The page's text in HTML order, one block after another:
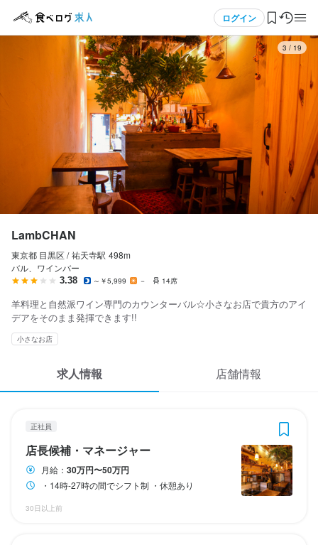
ログイン
ログイン・無料会員登録
食べログ求人TOP
求人検索
マイページ管理
気になる求人
検索履歴・保存した条件
応募履歴
スカウト・メルマガ受信設定
ヘルプ・お問い合わせフォーム
掲載をご検討の店舗様へ
食べログ求人PRESS
プライバシーポリシー
3 / 19
LambCHAN
東京都 目黒区 / 祐天寺駅 498m
バル、ワインバー
3.38 ～￥5,999 － 14席
羊料理と自然派ワイン専門のカウンターバル☆小さなお店で貴方のアイ
デアをそのまま発揮できます!!
小さなお店
求人情報 店舗情報
正社員
店長候補・マネージャー
月給： 30万円〜50万円
・14時-27時の間でシフト制 ・休憩あり
30日以上前
LambCHAN
店長候補・マネージャー
月給300,000円〜500,000円
昇給あり 交通費支給
応募画面へ進む
LambCHAN
ホールスタッフ・サービススタッフ
月給250,000円〜350,000円
昇給あり 交通費支給
応募画面へ進む
LambCHAN
料理長候補
月給300,000円〜500,000円
昇給あり 交通費支給
応募画面へ進む
LambCHAN
調理師・調理スタッフ
月給250,000円〜350,000円
昇給あり 交通費支給
応募画面へ進む
アルバイト・パート LambCHAN
ホールスタッフ・サービススタッフ
時給1,300円〜
昇給あり 交通費支給 扶養内勤務OK
応募画面へ進む
アルバイト・パート LambCHAN
調理師・調理スタッフ
時給1,300円〜
昇給あり 交通費支給 扶養内勤務OK
応募画面へ進む